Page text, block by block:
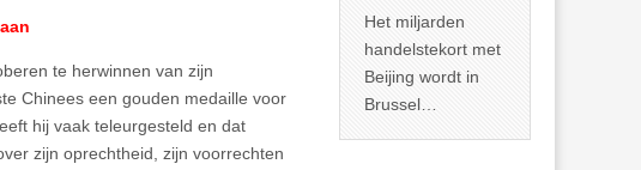
te herwinnen van zijn
Chinees een gouden medaille voor
hij vaak teleurgesteld en dat
zijn oprechtheid, zijn voorrechten
schuldige’
Het miljarden
handelstekort met
Beijing wordt in
Brussel